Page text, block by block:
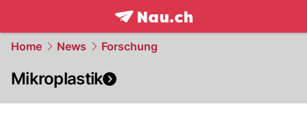
frontpage.NAU.ch
Home News Forschung
Mikroplastik